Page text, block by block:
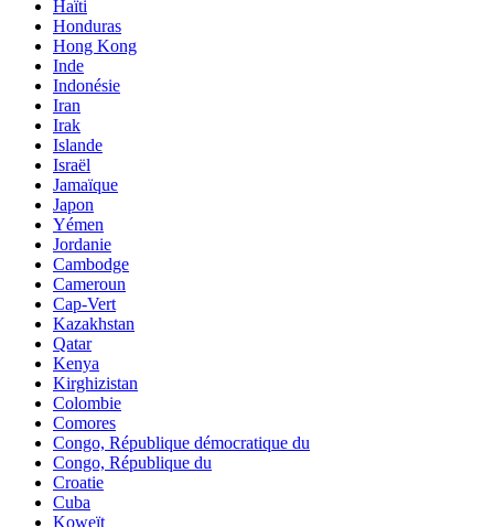
Haïti
Honduras
Hong Kong
Inde
Indonésie
Iran
Irak
Islande
Israël
Jamaïque
Japon
Yémen
Jordanie
Cambodge
Cameroun
Cap-Vert
Kazakhstan
Qatar
Kenya
Kirghizistan
Colombie
Comores
Congo, République démocratique du
Congo, République du
Croatie
Cuba
Koweït